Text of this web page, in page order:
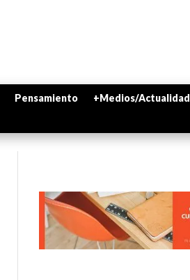
Pensamiento
+Medios/Actualidad